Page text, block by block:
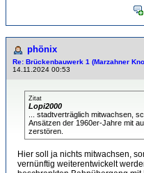
phönix
Re: Brückenbauwerk 1 (Marzahner
14.11.2024 00:53
Zitat
Lopi2000
... stadtverträglich mitwachsen,
Ansätzen der 1960er-Jahre mit
zerstören.
Hier soll ja nichts mitwachsen,
vernünftig weiterentwickelt